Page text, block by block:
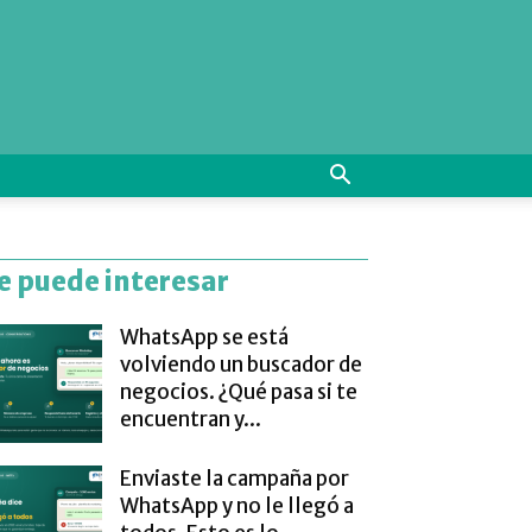
puede interesar
WhatsApp se está
volviendo un buscador de
negocios. ¿Qué pasa si te
encuentran y...
Enviaste la campaña por
WhatsApp y no le llegó a